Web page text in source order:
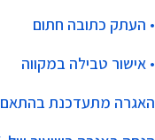
• העתק כתובה חתום
• אישור טבילה במקווה
האגרה מתעדכנת